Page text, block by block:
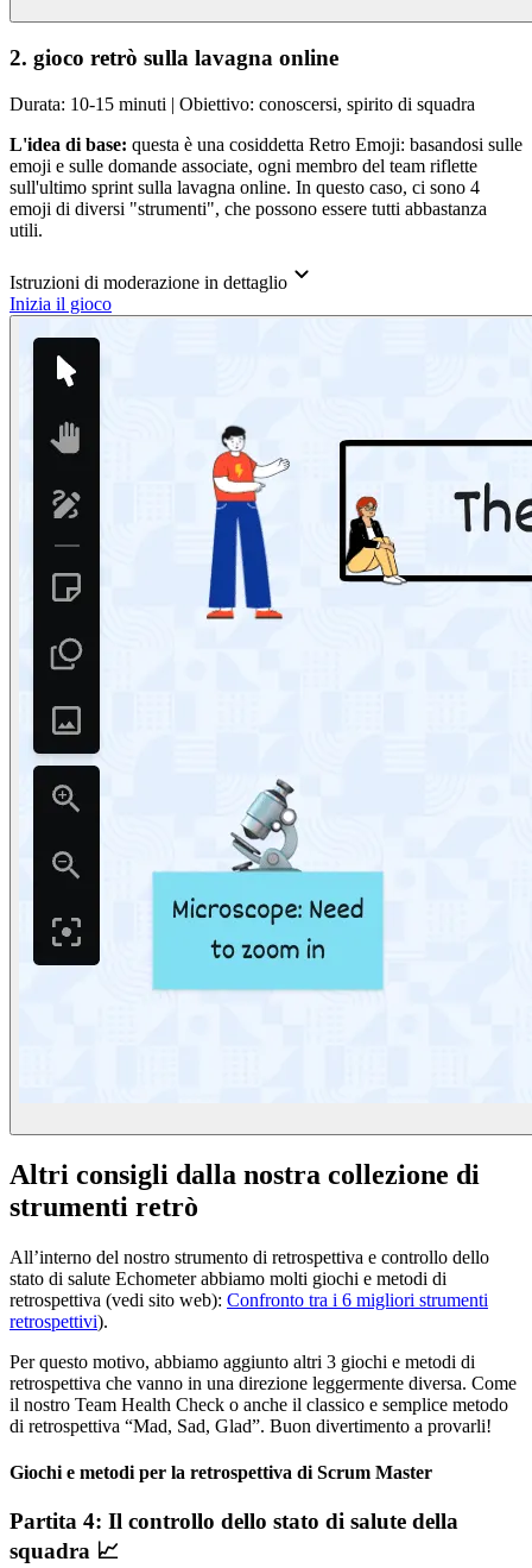
2. gioco retrò sulla lavagna online
Durata: 10-15 minuti | Obiettivo: conoscersi, spirito di squadra
L'idea di base: questa è una cosiddetta Retro Emoji: basandosi sulle
emoji e sulle domande associate, ogni membro del team riflette
sull'ultimo sprint sulla lavagna online. In questo caso, ci sono 4
emoji di diversi "strumenti", che possono essere tutti abbastanza
utili.
Istruzioni di moderazione in dettaglio
Inizia il gioco
Altri consigli dalla nostra collezione di
strumenti retrò
All’interno del nostro strumento di retrospettiva e controllo dello
stato di salute Echometer abbiamo molti giochi e metodi di
retrospettiva (vedi sito web): Confronto tra i 6 migliori strumenti
retrospettivi).
Per questo motivo, abbiamo aggiunto altri 3 giochi e metodi di
retrospettiva che vanno in una direzione leggermente diversa. Come
il nostro Team Health Check o anche il classico e semplice metodo
di retrospettiva “Mad, Sad, Glad”. Buon divertimento a provarli!
Giochi e metodi per la retrospettiva di Scrum Master
Partita 4: Il controllo dello stato di salute della
squadra 📈